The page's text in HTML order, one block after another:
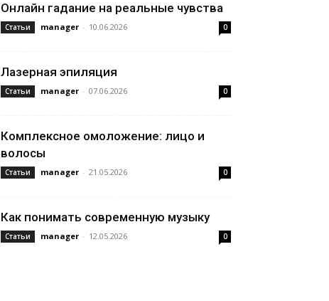
Онлайн гадание на реальные чувства
Статьи manager - 10.06.2026 0
Лазерная эпиляция
Статьи manager - 07.06.2026 0
Комплексное омоложение: лицо и
волосы
Статьи manager - 21.05.2026 0
Как понимать современную музыку
Статьи manager - 12.05.2026 0